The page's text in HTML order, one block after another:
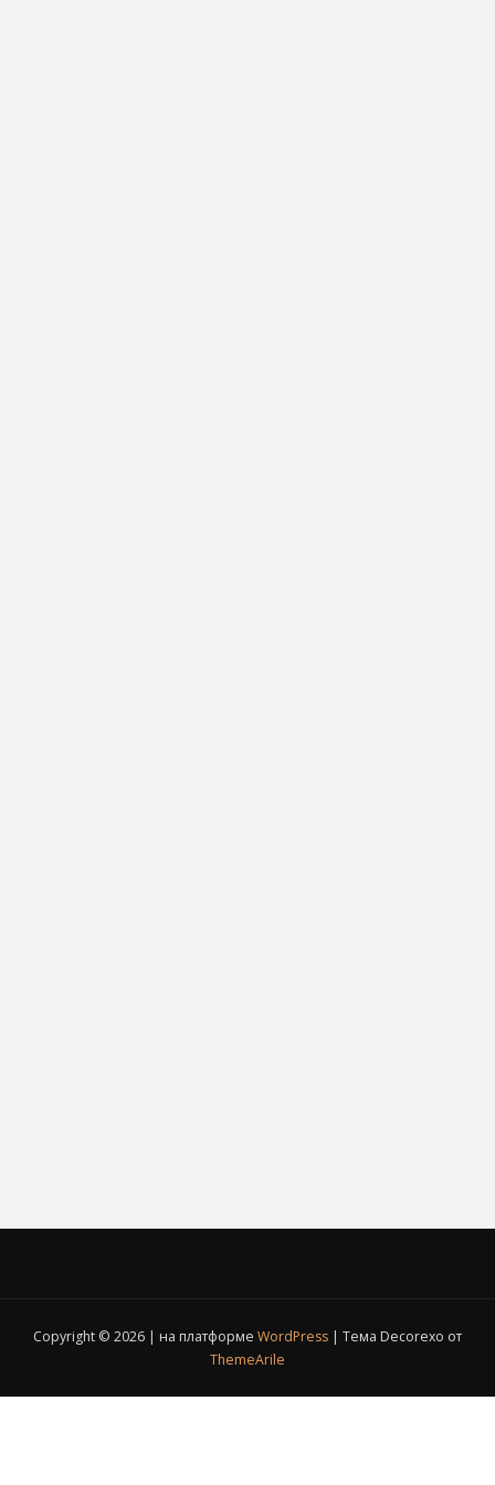
Copyright © 2026 | на платформе WordPress | Тема Decorexo от
ThemeArile